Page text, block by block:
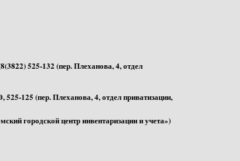
525-132 (пер. Плеханова, 4, отдел
525-125 (пер. Плеханова, 4, отдел приватизации,
городской центр инвентаризации и учета»)